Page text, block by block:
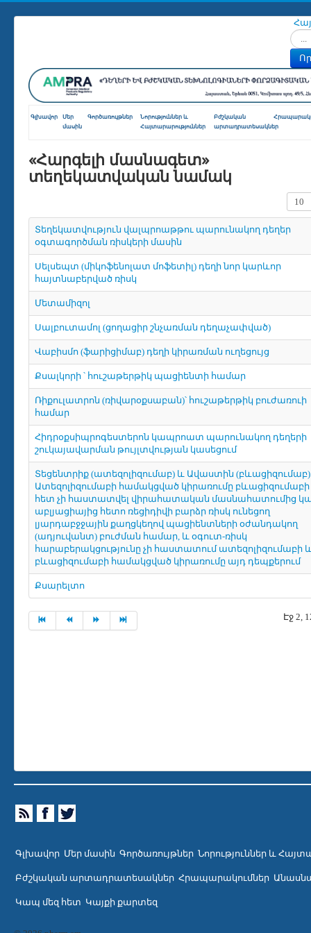
Գլխավոր
Մեր
մասին
Գործառույթներ
Նորություններ և
Հայտարարություններ
Բժշկական
արտադրատեսակներ
«Հարգելի մասնագետ»
տեղեկատվական նամակ
Տեղեկատվություն վալպրոաթթու պարունակող դեղեր
օգտագործման ռիսկերի մասին
Սելսեպտ (միկոֆենոլատ մոֆետիլ) դեղի նոր կարևոր
հայտնաբերված ռիսկ
Մետամիզոլ
Սալբուտամոլ (ցողացիր շնչառման դեղաչափված)
Վաբիսմո (ֆարիցիմաբ) դեղի կիրառման ուղեցույց
Քսալկորի ՝ հուշաթերթիկ պացիենտի համար
Ռիքուլատրոն (ռիվարօքսաբան)՝ հուշաթերթիկ բուժառուի
համար
Հիդրօքսիպրոգեստերոն կապրոատ պարունակող դեղերի
շուկայավարման թույլտվության կասեցում
Տեցենտրիք (ատեզոլիզումաբ) և Ավաստին
Ատեզոլիզումաբի համակցված կիրառումը բևացիզումաբի
հետ չի հաստատվել վիրահատական մասնահատումից
աբլյացիայից հետո ռեցիդիվի բարձր ռիսկ ունեցող
լյարդաբջջային քաղցկեղով պացիենտների օժանդակող
(ադյուվանտ) բուժման համար, և օգուտ-ռիսկ
հարաբերակցությունը չի հաստատում ատեզոլիզումաբի
բևացիզումաբի համակցված կիրառումը այդ դեպքերում
Քսարելտո
Էջ 2,
Գլխավոր Մեր մասին Գործառույթներ Նորություններ և
Բժշկական արտադրատեսակներ Հրապարակումներ
Կապ մեզ հետ Կայքի քարտեզ